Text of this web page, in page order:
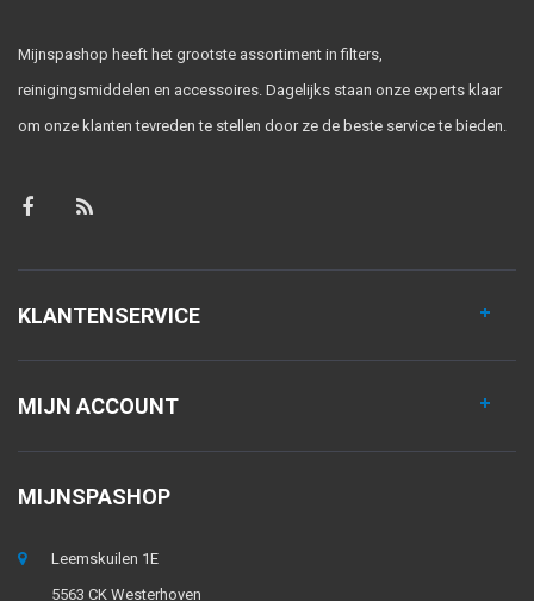
Mijnspashop heeft het grootste assortiment in filters,
reinigingsmiddelen en accessoires. Dagelijks staan onze experts klaar
om onze klanten tevreden te stellen door ze de beste service te bieden.
KLANTENSERVICE
MIJN ACCOUNT
MIJNSPASHOP
Leemskuilen 1E
5563 CK Westerhoven